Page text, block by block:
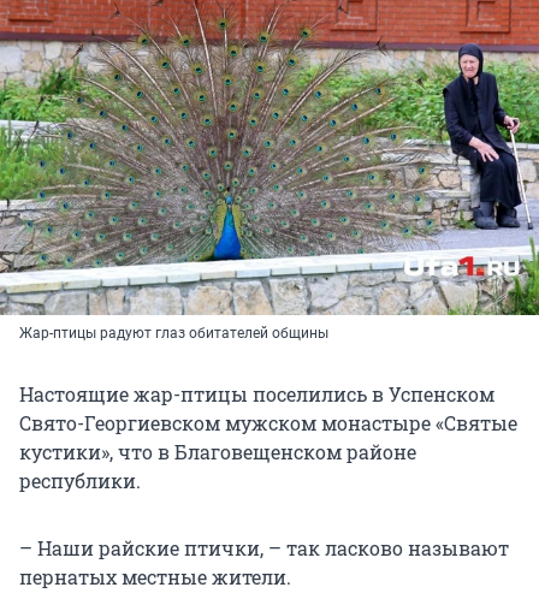
Жар-птицы радуют глаз обитателей общины
Настоящие жар-птицы поселились в Успенском
Свято-Георгиевском мужском монастыре «Святые
кустики», что в Благовещенском районе
республики.
– Наши райские птички, – так ласково называют
пернатых местные жители.